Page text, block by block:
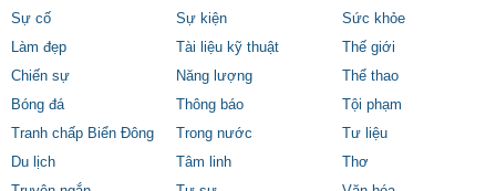
ngày 28/9, lực lượng chức năng của Trung
Quốc xác định ADN của bà Linh cùng người
nhà trùng nhau và đã cấp giấy báo tử cho gia
đình. Cùng ngày, các cơ quan chức năng Trung
Quốc cũng tiến hành lấy lời khai gia đình bà
Linh để điều tra về vụ án mạng này.
Sự cố
Sự kiện
Sức khỏe
Làm đẹp
Tài liệu kỹ thuật
Thế giới
Chiến sự
Năng lượng
Thể thao
Bóng đá
Thông báo
Tội phạm
Tranh chấp Biển Đông
Trong nước
Tư liệu
Du lịch
Tâm linh
Thơ